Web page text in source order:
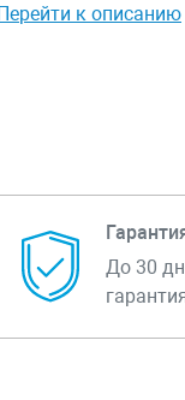
к описанию
До 30